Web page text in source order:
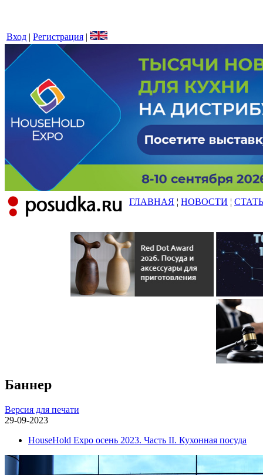
Вход | Регистрация |
ГЛАВНАЯ ¦ НОВОСТИ ¦
Баннер
Версия для печати
29-09-2023
HouseHold Expo осень 2023. Часть II. Кухонная посуда